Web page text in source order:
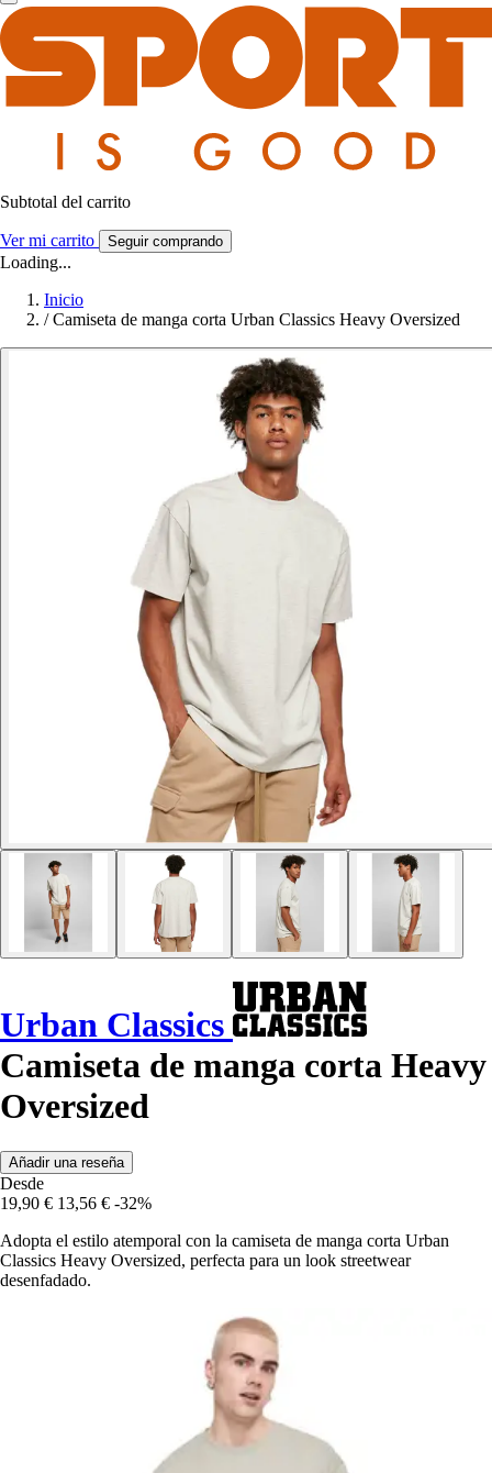
Subtotal del carrito
Ver mi carrito Seguir comprando
Loading...
Inicio
/ Camiseta de manga corta Urban Classics Heavy Oversized
Urban Classics
Camiseta de manga corta Heavy
Oversized
Añadir una reseña
Desde
19,90 € 13,56 € -32%
Adopta el estilo atemporal con la camiseta de manga corta Urban
Classics Heavy Oversized, perfecta para un look streetwear
desenfadado.